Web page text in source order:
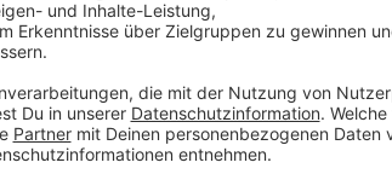
Hier gibt es bereits den Telenotarzt
Anzeige